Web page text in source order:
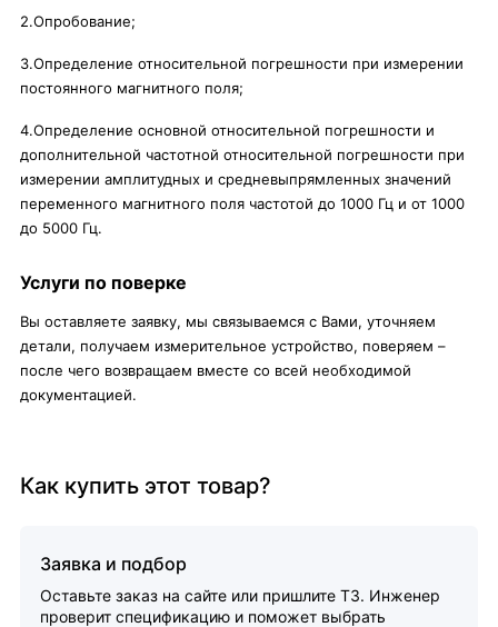
2.Опробование;
3.Определение относительной погрешности при измерении
постоянного магнитного поля;
4.Определение основной относительной погрешности и
дополнительной частотной относительной погрешности при
измерении амплитудных и средневыпрямленных значений
переменного магнитного поля частотой до 1000 Гц и от 1000
до 5000 Гц.
Услуги по поверке
Вы оставляете заявку, мы связываемся с Вами, уточняем
детали, получаем измерительное устройство, поверяем –
после чего возвращаем вместе со всей необходимой
документацией.
Как купить этот товар?
Заявка и подбор
Оставьте заказ на сайте или пришлите ТЗ. Инженер
проверит спецификацию и поможет выбрать